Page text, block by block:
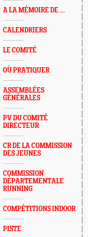
A LA MÉMOIRE DE ...
CALENDRIERS
LE COMITÉ
OÙ PRATIQUER
ASSEMBLÉES
GÉNÉRALES
PV DU COMITÉ
DIRECTEUR
CR DE LA COMMISSION
DES JEUNES
COMMISSION
DÉPARTEMENTALE
RUNNING
COMPÉTITIONS INDOOR
PISTE